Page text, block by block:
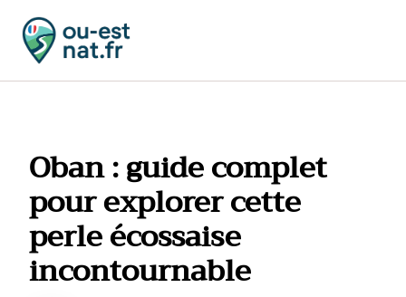
contenu
Oban : guide complet
pour explorer cette
perle écossaise
incontournable